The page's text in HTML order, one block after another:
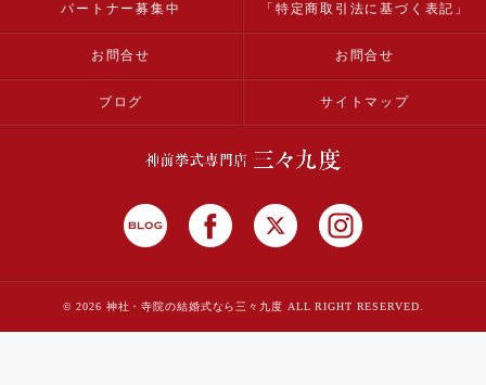
パートナー募集中 「特定商取引法に基づく表記」
お問合せ お問合せ
ブログ サイトマップ
© 2026 神社・寺院の結婚式なら三々九度 ALL RIGHT RESERVED.